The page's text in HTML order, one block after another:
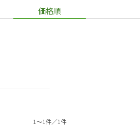
価格順
1〜1件／1件